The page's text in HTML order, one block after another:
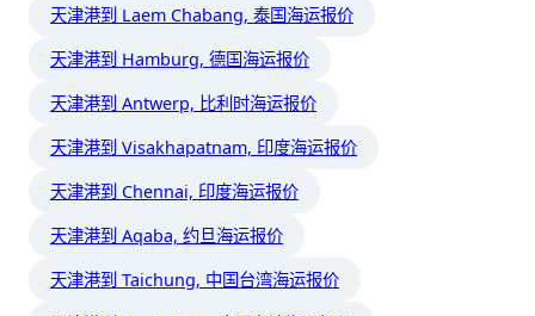
天津港到 Laem Chabang, 泰国海运报价
天津港到 Hamburg, 德国海运报价
天津港到 Antwerp, 比利时海运报价
天津港到 Visakhapatnam, 印度海运报价
天津港到 Chennai, 印度海运报价
天津港到 Aqaba, 约旦海运报价
天津港到 Taichung, 中国台湾海运报价